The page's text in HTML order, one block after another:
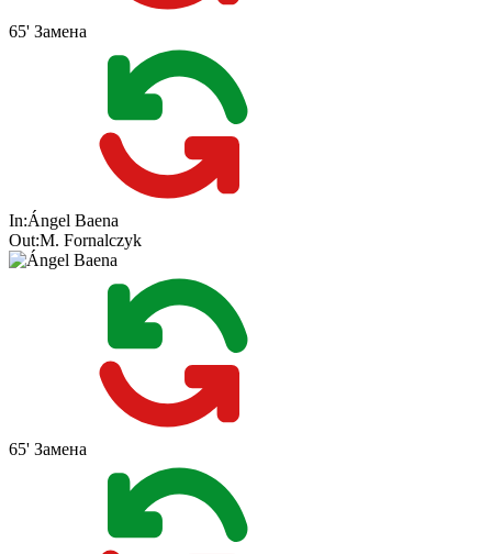
65' Замена
In:Ángel Baena
Out:M. Fornalczyk
65' Замена